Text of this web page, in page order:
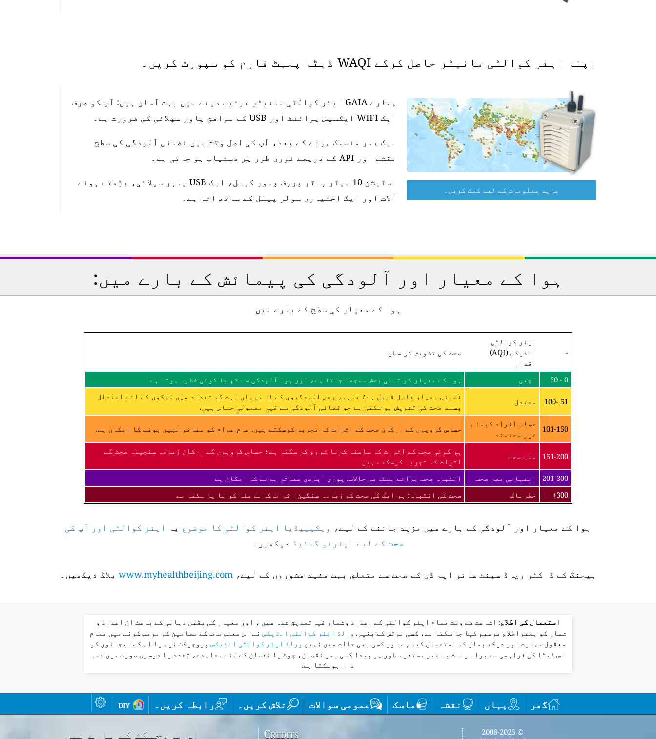
اپنا ایئر کوالٹی مانیٹر حاصل کرکے WAQI ڈیٹا پلیٹ فارم کو سپورٹ کریں۔
ہمارے GAIA ایئر کوالٹی مانیٹر ترتیب دینے میں بہت آسان ہیں: آپ کو صرف
ایک WIFI ایکسیس پوائنٹ اور USB کے موافق پاور سپلائی کی ضرورت ہے۔
ایک بار منسلک ہونے کے بعد، آپ کی اصل وقت میں فضائی آلودگی کی سطح
نقشے اور API کے ذریعے فوری طور پر دستیاب ہو جاتی ہے۔
اسٹیشن 10 میٹر واٹر پروف پاور کیبل، ایک USB پاور سپلائی، بڑھتے ہوئے
آلات اور ایک اختیاری سولر پینل کے ساتھ آتا ہے۔
مزید معلومات کے لیے کلک کریں۔
ہوا کے معیار اور آلودگی کی پیمائش کے بارے میں:
ہوا کے معیار کی سطح کے بارے میں
-
ایئر کوالٹی
انڈیکس (AQI)
اقدار
صحت کی تشویش کی سطح
0 - 50 اچھی ہوا کے معیار کو تسلی بخش سمجھا جاتا ہے، اور ہوا آلودگی سے کم یا کوئی خطرہ ہوتا ہے
51 -100 معتدل
فضائی معیار قابل قبول ہے؛ تاہم، بعض آلودگیوں کے لئے وہاں بہت کم تعداد میں لوگوں کے لئے اعتدال
پسند صحت کی تشویش ہو سکتی ہے جو فضائی آلودگی سے غیر معمولی حساس ہیں.
101-150
حساس افراد کیلئے
غیر صحتمند
حساس گروپوں کے ارکان صحت کے اثرات کا تجربہ کرسکتے ہیں. عام عوام کو متاثر نہیں ہونے کا امکان ہے.
151-200 مضر صحت
ہر کوئی صحت کے اثرات کا سامنا کرنا شروع کر سکتا ہے؛ حساس گروہوں کے ارکان زیادہ سنجیدہ صحت کے
اثرات کا تجربہ کرسکتے ہیں
201-300
انتہائی مضر صحت
انتباہ صحت برائے ہنگامی حالات. پوری آبادی متاثر ہونے کا امکان ہے
300+
خطرناک صحت کی انتباہ: ہر ایک کی صحت کو زیادہ سنگین اثرات کا سامنا کر نا پڑ سکتا ہے
ہوا کے معیار اور آلودگی کے بارے میں مزید جاننے کے لیے، ویکیپیڈیا ایئر کوالٹی کا موضوع یا
ایئر کوالٹی اور آپ کی
صحت کے لیے ایئرنو گائیڈ دیکھیں۔
بیجنگ کے ڈاکٹر رچرڈ سینٹ سائر ایم ڈی کے صحت سے متعلق بہت مفید مشوروں کے لیے،www.myhealthbeijing.com بلاگ دیکھیں۔
استعمال کی اطلاع: اشاعت کے وقت تمام ایئر کوالٹی کے اعداد وشمار غیرتصدیق شدہ ھیں ، اور معیار کی یقین دہانی کے باعث ان اعداد و
شمار کو بغیراطلاع ترمیم کیا جا سکتا ہے، کسی نوٹس کے بغیر. ورلڈ ایئر کوالٹی انڈیکس نے اس معلومات کے مضامین کو مرتب کرنے میں تمام
معقول مہارت اور دیکھ بھال کا استعمال کیا ہے اور کسی بھی حالت میں نہیں ورلڈ ایئر کوالٹی انڈیکس پروجیکٹ ٹیم یا اس کے ایجنٹوں کو
اس ڈیٹا کی فراہمی سے براہ راست یا غیر مستقیم طور پر پیدا کسی بھی نقصان، چوٹ یا نقصان کے لئے معاہدے، تشدد یا دوسری صورت میں ذمہ
دار ہوسکتا ہے.
گھر یہاں نقشہ ماسک عمومی سوالات تلاش کریں۔ رابطہ کریں۔ diy
اس پروجیکٹ کے بارے میں Credits
© 2008-2025